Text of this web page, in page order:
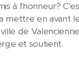
à l'honneur?
mettre en avant
de
et soutient.